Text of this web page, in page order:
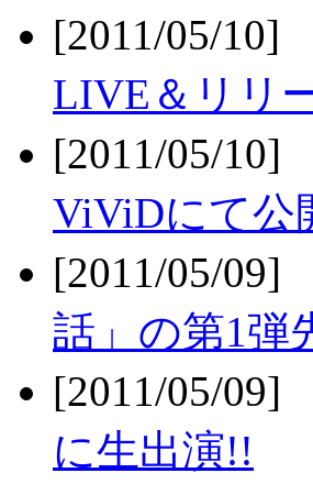
[2011/05/10]
LIVE＆リリ
[2011/05/10]
ViViDにて公
[2011/05/09]
話」の第1弾
[2011/05/09]
に生出演!!